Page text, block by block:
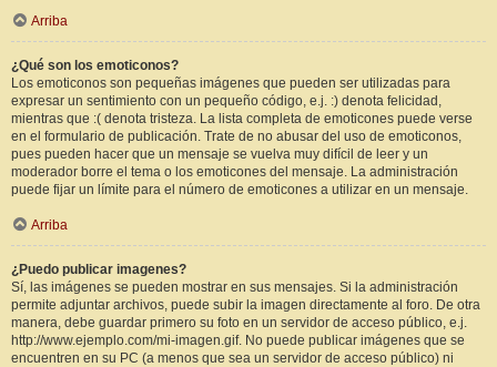
Arriba
¿Qué son los emoticonos?
Los emoticonos son pequeñas imágenes que pueden ser utilizadas para
expresar un sentimiento con un pequeño código, e.j. :) denota felicidad,
mientras que :( denota tristeza. La lista completa de emoticones puede verse
en el formulario de publicación. Trate de no abusar del uso de emoticonos,
pues pueden hacer que un mensaje se vuelva muy difícil de leer y un
moderador borre el tema o los emoticones del mensaje. La administración
puede fijar un límite para el número de emoticones a utilizar en un mensaje.
Arriba
¿Puedo publicar imagenes?
Sí, las imágenes se pueden mostrar en sus mensajes. Si la administración
permite adjuntar archivos, puede subir la imagen directamente al foro. De otra
manera, debe guardar primero su foto en un servidor de acceso público, e.j.
http://www.ejemplo.com/mi-imagen.gif. No puede publicar imágenes que se
encuentren en su PC (a menos que sea un servidor de acceso público) ni